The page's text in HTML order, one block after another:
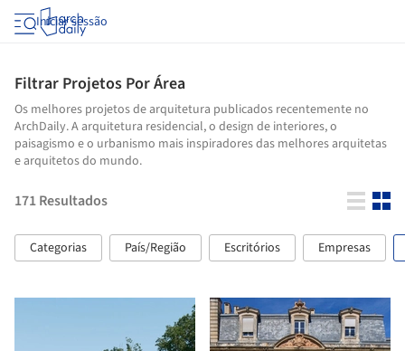
Iniciar sessão
Filtrar Projetos Por Área
Os melhores projetos de arquitetura publicados recentemente no
ArchDaily. A arquitetura residencial, o design de interiores, o
paisagismo e o urbanismo mais inspiradores das melhores arquitetas
e arquitetos do mundo.
171Resultados
Categorias País/Região Escritórios Empresas